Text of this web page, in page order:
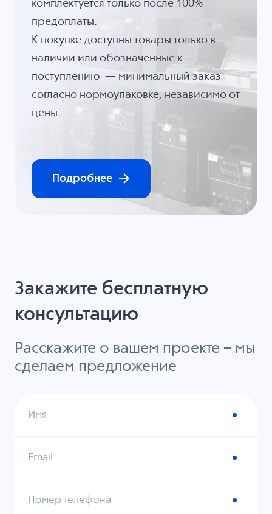
комплектуется только после 100%
предоплаты.
К покупке доступны товары только в
наличии или обозначенные к
поступлению — минимальный заказ
согласно нормоупаковке, независимо от
цены.
Подробнее
Закажите бесплатную
консультацию
Расскажите о вашем проекте – мы
сделаем предложение
Имя
Email
Номер телефона